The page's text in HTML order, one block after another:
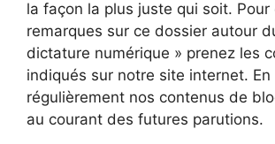
la façon la plus juste qui soit.
remarques sur ce dossier autour
dictature numérique » prenez les
indiqués sur notre site internet.
régulièrement nos contenus de
au courant des futures parutions.